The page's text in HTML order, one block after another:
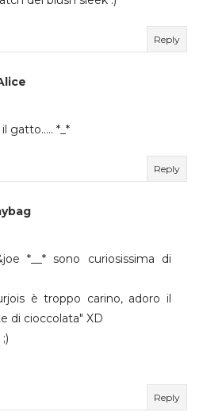
Reply
gatto..... *_*
Reply
*__* sono curiosissima di
è troppo carino, adoro il
di cioccolata" XD
Reply